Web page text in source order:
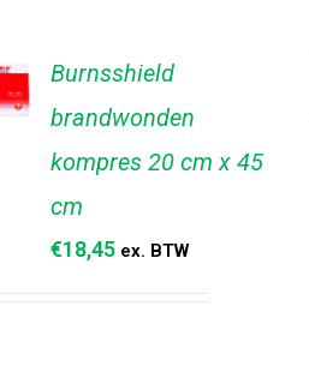
Burnsshield
brandwonden
kompres 20 cm x 45
cm
€18,45 ex. BTW